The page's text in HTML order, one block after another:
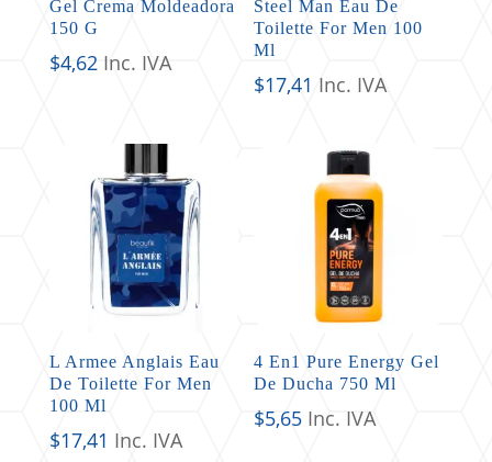
Gel Crema Moldeadora
150 G
$4,62 Inc. IVA
Steel Man Eau De
Toilette For Men 100
Ml
$17,41 Inc. IVA
L Armee Anglais Eau
De Toilette For Men
100 Ml
$17,41 Inc. IVA
4 En1 Pure Energy Gel
De Ducha 750 Ml
$5,65 Inc. IVA